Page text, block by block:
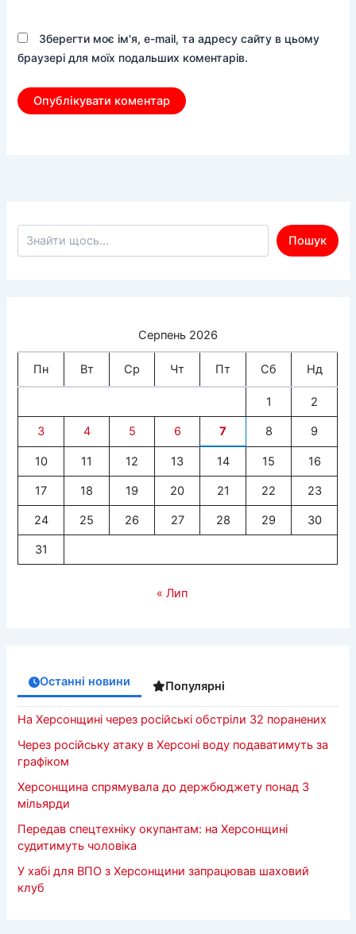
Зберегти моє ім'я, e-mail, та адресу сайту в цьому
браузері для моїх подальших коментарів.
Пошук по сайту
Пошук
Серпень 2026
Пн Вт Ср Чт Пт Сб Нд
1 2
3 4 5 6 7 8 9
10 11 12 13 14 15 16
17 18 19 20 21 22 23
24 25 26 27 28 29 30
31
« Лип
Останні новини Популярні
На Херсонщині через російські обстріли 32 поранених
Через російську атаку в Херсоні воду подаватимуть за
графіком
Херсонщина спрямувала до держбюджету понад 3
мільярди
Передав спецтехніку окупантам: на Херсонщині
судитимуть чоловіка
У хабі для ВПО з Херсонщини запрацював шаховий
клуб